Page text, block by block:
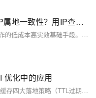
信贷审核中如何验证用户地址与IP属地一致性？用IP查询工具实现反欺诈
IP属地与填报地址一致性核验是信贷反欺诈的低成本高实效基础手段。通过比对城市/省份、网络类型（如数据中心IP）、风险分等维度，可有效识别身份盗用、远程代办及团伙欺诈，误拦率低于0.5%，欺诈识别率提升26%。（239字）
优化中的应用
本文聚焦高并发API性能优化，详解Redis缓存四大落地策略（TTL过期、主动刷新、热点预热、高并发防护），直击缓存穿透/击穿/雪崩问题，提供SpringBoot原生实战代码与工程规范，助企业级系统显著降QPS、压延时、提稳定性。（239字）